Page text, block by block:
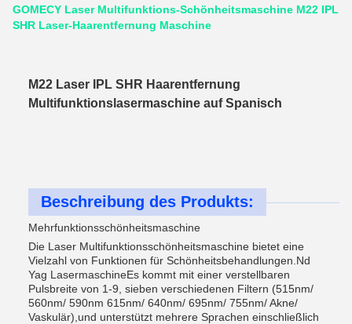
GOMECY Laser Multifunktions-Schönheitsmaschine M22 IPL
SHR Laser-Haarentfernung Maschine
M22 Laser IPL SHR Haarentfernung
Multifunktionslasermaschine auf Spanisch
Beschreibung des Produkts:
Mehrfunktionsschönheitsmaschine
Die Laser Multifunktionsschönheitsmaschine bietet eine
Vielzahl von Funktionen für Schönheitsbehandlungen.Nd
Yag LasermaschineEs kommt mit einer verstellbaren
Pulsbreite von 1-9, sieben verschiedenen Filtern (515nm/
560nm/ 590nm 615nm/ 640nm/ 695nm/ 755nm/ Akne/
Vaskulär),und unterstützt mehrere Sprachen einschließlich